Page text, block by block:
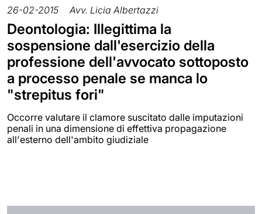
26-02-2015 Avv. Licia Albertazzi
Deontologia: Illegittima la
sospensione dall'esercizio della
professione dell'avvocato sottoposto
a processo penale se manca lo
"strepitus fori"
Occorre valutare il clamore suscitato dalle imputazioni
penali in una dimensione di effettiva propagazione
all'esterno dell'ambito giudiziale